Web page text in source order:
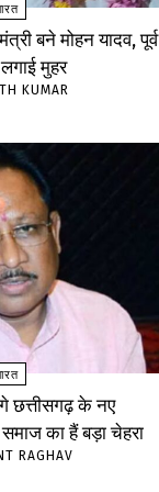
बने मोहन यादव, पूर्व
मुहर
KUMAR
छत्तीसगढ़ के नए
का हैं बड़ा चेहरा
RAGHAV